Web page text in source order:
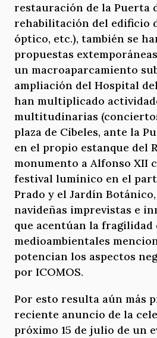
restauración de la Puerta
rehabilitación del edificio
óptico, etc.), también se
propuestas
un macroaparcamiento
ampliación del Hospital
han multiplicado
multitudinarias
plaza de Cibeles, ante la
en el propio estanque del
monumento a Alfonso XII
festival lumínico en el
Prado y el Jardín
navideñas imprevistas e
que acentúan la fragilidad
medioambientales
potencian los aspectos
por ICOMOS.
Por esto resulta aún más
reciente anuncio de la
próximo 15 de julio de un